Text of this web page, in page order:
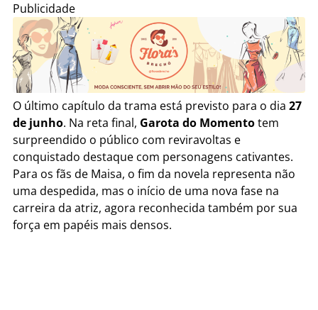
Publicidade
O último capítulo da trama está previsto para o dia 27
de junho. Na reta final, Garota do Momentotem
surpreendido o público com reviravoltas e
conquistado destaque com personagens cativantes.
Para os fãs de Maisa, o fim da novela representa não
uma despedida, mas o início de uma nova fase na
carreira da atriz, agora reconhecida também por sua
força em papéis mais densos.